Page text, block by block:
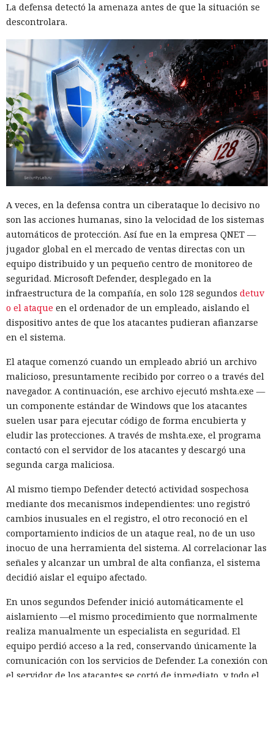
La defensa detectó la amenaza antes de que la situación se
descontrolara.
A veces, en la defensa contra un ciberataque lo decisivo no
son las acciones humanas, sino la velocidad de los sistemas
automáticos de protección. Así fue en la empresa QNET —
jugador global en el mercado de ventas directas con un
equipo distribuido y un pequeño centro de monitoreo de
seguridad. Microsoft Defender, desplegado en la
infraestructura de la compañía, en solo 128 segundos detuv
o el ataque en el ordenador de un empleado, aislando el
dispositivo antes de que los atacantes pudieran afianzarse
en el sistema.
El ataque comenzó cuando un empleado abrió un archivo
malicioso, presuntamente recibido por correo o a través del
navegador. A continuación, ese archivo ejecutó mshta.exe —
un componente estándar de Windows que los atacantes
suelen usar para ejecutar código de forma encubierta y
eludir las protecciones. A través de mshta.exe, el programa
contactó con el servidor de los atacantes y descargó una
segunda carga maliciosa.
Al mismo tiempo Defender detectó actividad sospechosa
mediante dos mecanismos independientes: uno registró
cambios inusuales en el registro, el otro reconoció en el
comportamiento indicios de un ataque real, no de un uso
inocuo de una herramienta del sistema. Al correlacionar las
señales y alcanzar un umbral de alta confianza, el sistema
decidió aislar el equipo afectado.
En unos segundos Defender inició automáticamente el
aislamiento —el mismo procedimiento que normalmente
realiza manualmente un especialista en seguridad. El
equipo perdió acceso a la red, conservando únicamente la
comunicación con los servicios de Defender. La conexión con
el servidor de los atacantes se cortó de inmediato, y todo el